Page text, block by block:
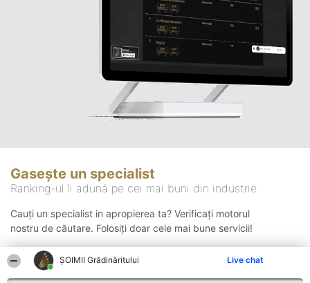
ȘOIMII Grădinăritului Live chat
Gasește un specialist
Ranking-ul îi adună pe cei mai buni din industrie
Cauți un specialist in apropierea ta? Verificați motorul
nostru de căutare. Folosiți doar cele mai bune servicii!